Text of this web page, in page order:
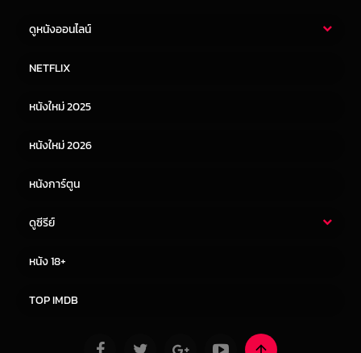
ดูหนังออนไลน์
หนังจีน
NETFLIX
หนังใหม่ 2025
หนังใหม่ 2026
หนังการ์ตูน
ดูซีรีย์
หนัง 18+
TOP IMDB